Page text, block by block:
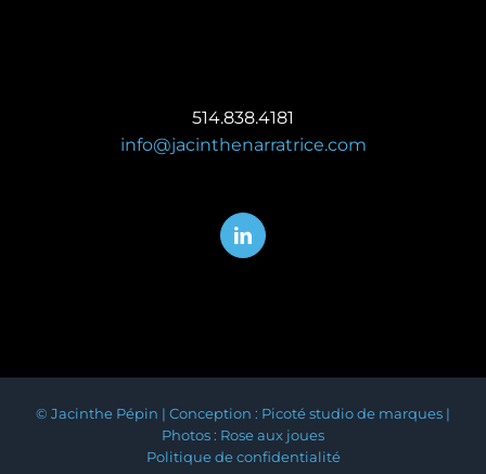
514.838.4181
info@jacinthenarratrice.com
© Jacinthe Pépin | Conception : Picoté studio de marques |
Photos : Rose aux joues
Politique de confidentialité